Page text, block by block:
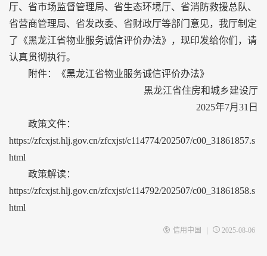
厅、省市场监督管理局、省生态环境厅、省消防救援总队、
省营商管理局、省发改委、省财政厅等部门意见，我厅制定
了《黑龙江省物业服务诚信评价办法》，现印发给你们，请
认真贯彻执行。
附件：
《黑龙江省物业服务诚信评价办法》
黑龙江省住房和城乡建设厅
2025年7月31日
政策文件：
https://zfcxjst.hlj.gov.cn/zfcxjst/c114774/202507/c00_31861857.s
html
政策解读：
https://zfcxjst.hlj.gov.cn/zfcxjst/c114792/202507/c00_31861858.s
html
信用中国 | 2025-08-06